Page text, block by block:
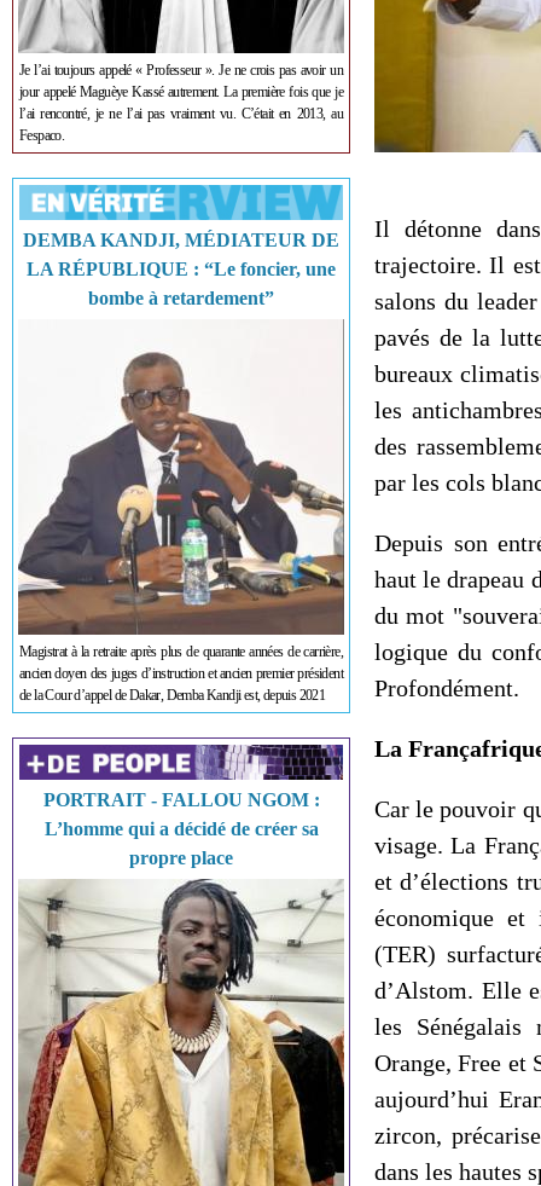
Je l’ai toujours appelé « Professeur ». Je ne crois pas avoir un
jour appelé Maguèye Kassé autrement. La première fois que je
l’ai rencontré, je ne l’ai pas vraiment vu. C’était en 2013, au
Fespaco.
DEMBA KANDJI, MÉDIATEUR DE
LA RÉPUBLIQUE : “Le foncier, une
bombe à retardement”
Magistrat à la retraite après plus de quarante années de carrière,
ancien doyen des juges d’instruction et ancien premier président
de la Cour d’appel de Dakar, Demba Kandji est, depuis 2021
PORTRAIT - FALLOU NGOM :
L’homme qui a décidé de créer sa
propre place
Il détonne
trajectoire. Il
salons du
pavés de la
bureaux
les
des
par les cols
Depuis son
haut le drapeau
du mot
logique du
Profondément.
La
Car le pouvoir
visage. La
et d’élections
économique
(TER)
d’Alstom. Elle
les Sénégalais
Orange, Free et
aujourd’hui
zircon,
dans les hautes